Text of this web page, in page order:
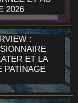
2026
:
ET LA
PATINAGE